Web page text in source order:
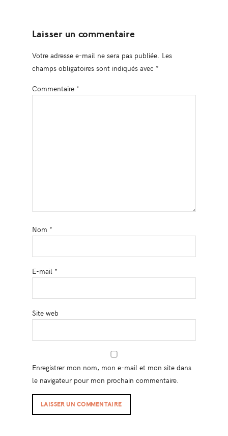
Laisser un commentaire
Votre adresse e-mail ne sera pas publiée. Les
champs obligatoires sont indiqués avec *
Commentaire *
Nom *
E-mail *
Site web
Enregistrer mon nom, mon e-mail et mon site dans
le navigateur pour mon prochain commentaire.